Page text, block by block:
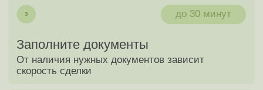
+7
Я соглашаюсь c политикой конфиденциальности